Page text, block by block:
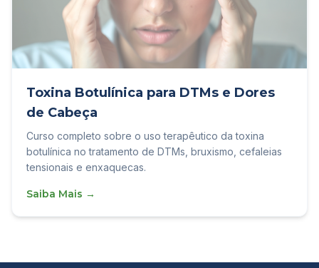
Toxina Botulínica para DTMs e Dores
de Cabeça
Curso completo sobre o uso terapêutico da toxina
botulínica no tratamento de DTMs, bruxismo, cefaleias
tensionais e enxaquecas.
Saiba Mais →